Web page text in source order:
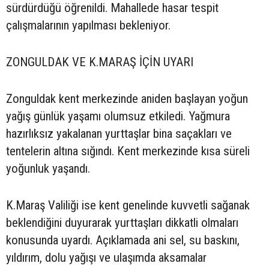
sürdürdüğü öğrenildi. Mahallede hasar tespit
çalışmalarının yapılması bekleniyor.
ZONGULDAK VE K.MARAŞ İÇİN UYARI
Zonguldak kent merkezinde aniden başlayan yoğun
yağış günlük yaşamı olumsuz etkiledi. Yağmura
hazırlıksız yakalanan yurttaşlar bina saçakları ve
tentelerin altına sığındı. Kent merkezinde kısa süreli
yoğunluk yaşandı.
K.Maraş Valiliği ise kent genelinde kuvvetli sağanak
beklendiğini duyurarak yurttaşları dikkatli olmaları
konusunda uyardı. Açıklamada ani sel, su baskını,
yıldırım, dolu yağışı ve ulaşımda aksamalar